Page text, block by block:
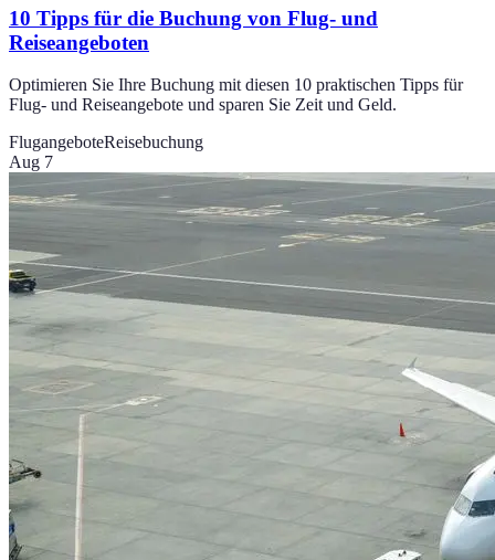
10 Tipps für die Buchung von Flug- und
Reiseangeboten
Optimieren Sie Ihre Buchung mit diesen 10 praktischen Tipps für
Flug- und Reiseangebote und sparen Sie Zeit und Geld.
FlugangeboteReisebuchung
Aug 7